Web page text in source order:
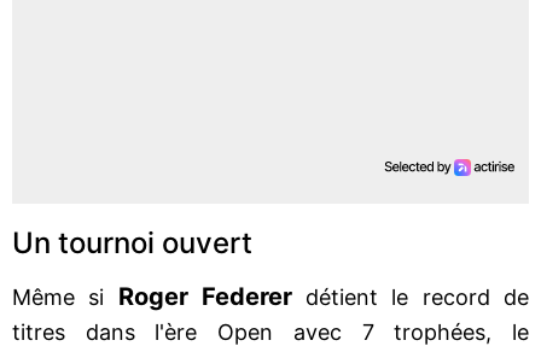
Un tournoi ouvert
Même si Roger Federerdétient le record de
titres dans l'ère Open avec 7 trophées, le